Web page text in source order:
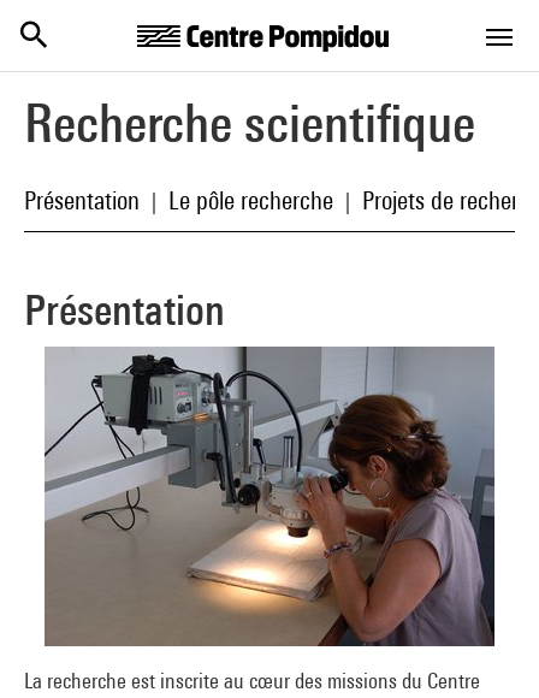
Recherche scientifique
Présentation Le pôle recherche Projets de
Présentation
La recherche est inscrite au cœur des missions du Centre